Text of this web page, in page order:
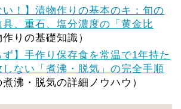
い！】漬物作りの基本のキ：旬の
、重石、塩分濃度の「黄金比
作りの基礎知識）
ず】手作り保存食を常温で1年持た
ない「煮沸・脱気」の完全手順
煮沸・脱気の詳細ノウハウ）